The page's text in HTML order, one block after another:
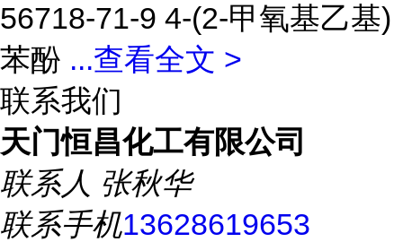
56718-71-9 4-(2-甲氧基乙基)
苯酚 ...查看全文 >
联系我们
天门恒昌化工有限公司
联系人 张秋华
联系手机13628619653